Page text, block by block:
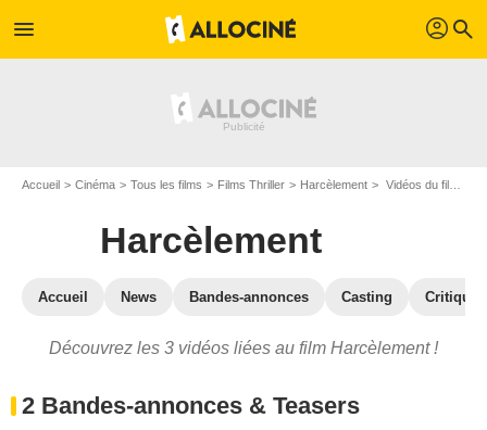
menu profil search
Accueil Cinéma Tous les films Films Thriller Harcèlement Vidéos du film Harcèlement
Harcèlement
Accueil News Bandes-annonces Casting
Découvrez les 3 vidéos liées au film Harcèlement !
2 Bandes-annonces & Teasers